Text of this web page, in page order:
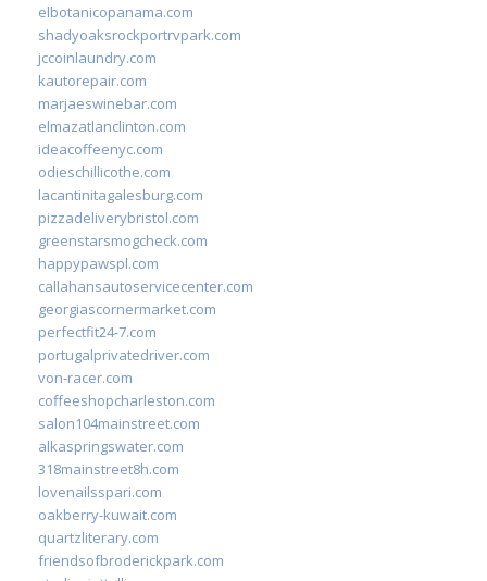
elbotanicopanama.com
shadyoaksrockportrvpark.com
jccoinlaundry.com
kautorepair.com
marjaeswinebar.com
elmazatlanclinton.com
ideacoffeenyc.com
odieschillicothe.com
lacantinitagalesburg.com
pizzadeliverybristol.com
greenstarsmogcheck.com
happypawspl.com
callahansautoservicecenter.com
georgiascornermarket.com
perfectfit24-7.com
portugalprivatedriver.com
von-racer.com
coffeeshopcharleston.com
salon104mainstreet.com
alkaspringswater.com
318mainstreet8h.com
lovenailsspari.com
oakberry-kuwait.com
quartzliterary.com
friendsofbroderickpark.com